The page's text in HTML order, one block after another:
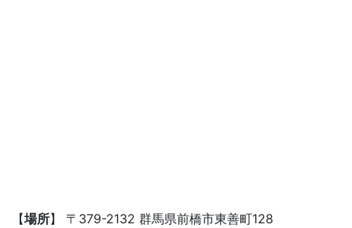
【場所】 〒379-2132 群馬県前橋市東善町128